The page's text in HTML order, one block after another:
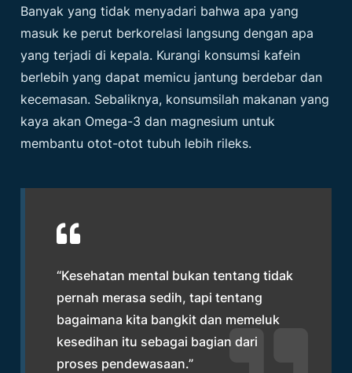
Banyak yang tidak menyadari bahwa apa yang
masuk ke perut berkorelasi langsung dengan apa
yang terjadi di kepala. Kurangi konsumsi kafein
berlebih yang dapat memicu jantung berdebar dan
kecemasan. Sebaliknya, konsumsilah makanan yang
kaya akan Omega-3 dan magnesium untuk
membantu otot-otot tubuh lebih rileks.
“Kesehatan mental bukan tentang tidak
pernah merasa sedih, tapi tentang
bagaimana kita bangkit dan memeluk
kesedihan itu sebagai bagian dari
proses pendewasaan.”